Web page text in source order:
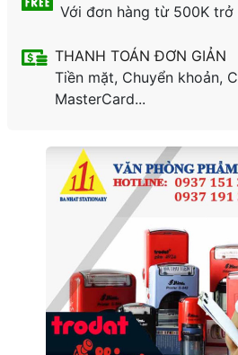
Với đơn hàng từ 500K
THANH TOÁN ĐƠN GIẢN
Tiền mặt, Chuyển khoản,
MasterCard...